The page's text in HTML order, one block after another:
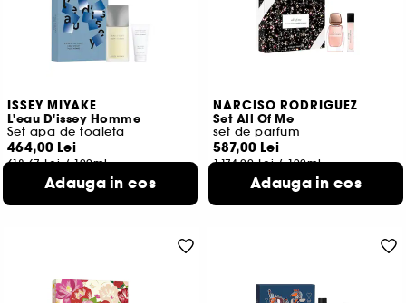
ISSEY MIYAKE
L'eau D'issey Homme
Set apa de toaleta
464,00 Lei
618,67 Lei /100ml
Adauga in cos
NARCISO RODRIGUEZ
Set All Of Me
set de parfum
587,00 Lei
1.174,00 Lei /100ml
Adauga in cos